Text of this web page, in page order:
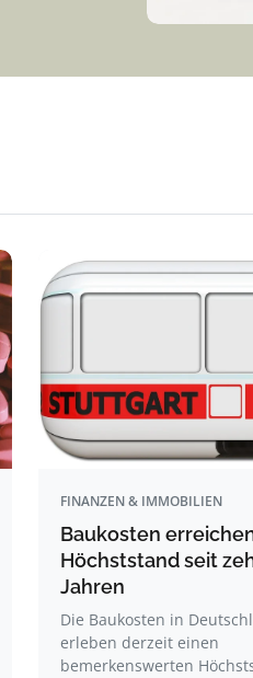
FINANZEN & IMMOBILIEN
Baukosten
Höchststand seit
Jahren
Die Baukosten in
erleben derzeit einen
bemerkenswerten